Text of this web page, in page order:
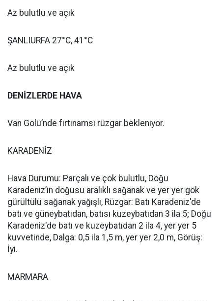
Az bulutlu ve açık
ŞANLIURFA 27°C, 41°C
Az bulutlu ve açık
DENİZLERDE HAVA
Van Gölü’nde fırtınamsı rüzgar bekleniyor.
KARADENİZ
Hava Durumu: Parçalı ve çok bulutlu, Doğu
Karadeniz’in doğusu aralıklı sağanak ve yer yer gök
gürültülü sağanak yağışlı, Rüzgar: Batı Karadeniz'de
batı ve güneybatıdan, batısı kuzeybatıdan 3 ila 5; Doğu
Karadeniz'de batı ve kuzeybatıdan 2 ila 4, yer yer 5
kuvvetinde, Dalga: 0,5 ila 1,5 m, yer yer 2,0 m, Görüş:
İyi.
MARMARA